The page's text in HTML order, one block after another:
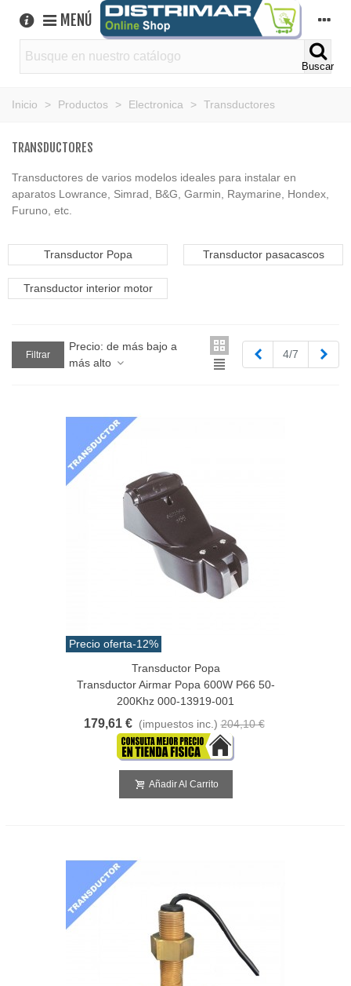
MENÚ
Buscar
Inicio > Productos > Electronica > Transductores
TRANSDUCTORES
Transductores de varios modelos ideales para instalar en
aparatos Lowrance, Simrad, B&G, Garmin, Raymarine, Hondex,
Furuno, etc.
Transductor Popa Transductor pasacascos
Transductor interior motor
Filtrar
Precio: de más bajo a
más alto
Anterior
4/7
Precio oferta-12%
Transductor Popa
Transductor Airmar Popa 600W P66 50-
200Khz 000-13919-001
179,61 € (impuestos inc.) 204,10 €
Añadir Al Carrito